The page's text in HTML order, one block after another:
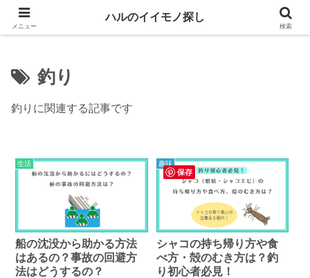
生活や趣味に役立つイイモノを紹介するブログ
釣り
釣りに関連する記事です
生活
船の沈没から助かる方法
はあるの？事故の回避方
法はどうするの？
趣味
シャコの持ち帰り方や食
べ方・殻のむき方は？釣
り初心者必見！
メニュー
ハルのイイモノ探し
検索
保存